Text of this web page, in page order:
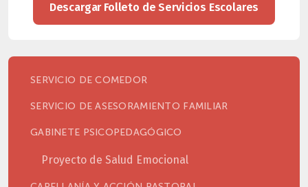
Descargar Folleto de Servicios Escolares
SERVICIO DE COMEDOR
SERVICIO DE ASESORAMIENTO FAMILIAR
GABINETE PSICOPEDAGÓGICO
Proyecto de Salud Emocional